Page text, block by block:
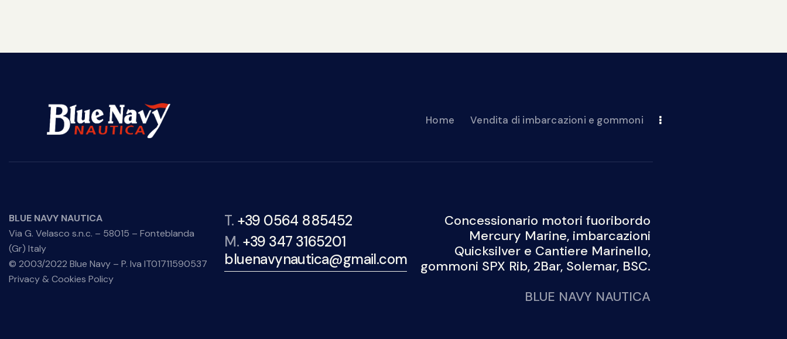
Home Vendita di imbarcazioni e gommoni
BLUE NAVY NAUTICA
Via G. Velasco s.n.c. – 58015 – Fonteblanda
(Gr) Italy
© 2003/2022 Blue Navy – P. Iva IT01711590537
Privacy & Cookies Policy
T. +39 0564 885452
M. +39 347 3165201
bluenavynautica@gmail.com
Concessionario motori fuoribordo
Mercury Marine, imbarcazioni
Quicksilver e Cantiere Marinello,
gommoni SPX Rib, 2Bar, Solemar, BSC.
BLUE NAVY NAUTICA